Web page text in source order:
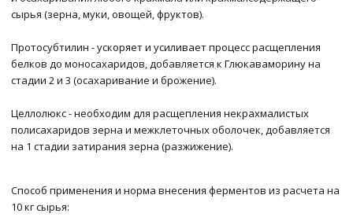
сырья (зерна, муки, овощей, фруктов).
Протосубтилин - ускоряет и усиливает процесс расщепления
белков до моносахаридов, добавляется к Глюкаваморину на
стадии 2 и 3 (осахаривание и брожение).
Целлолюкс - необходим для расщепления некрахмалистых
полисахаридов зерна и межклеточных оболочек, добавляется
на 1 стадии затирания зерна (разжижение).
Способ применения и норма внесения ферментов из расчета на
10 кг сырья: